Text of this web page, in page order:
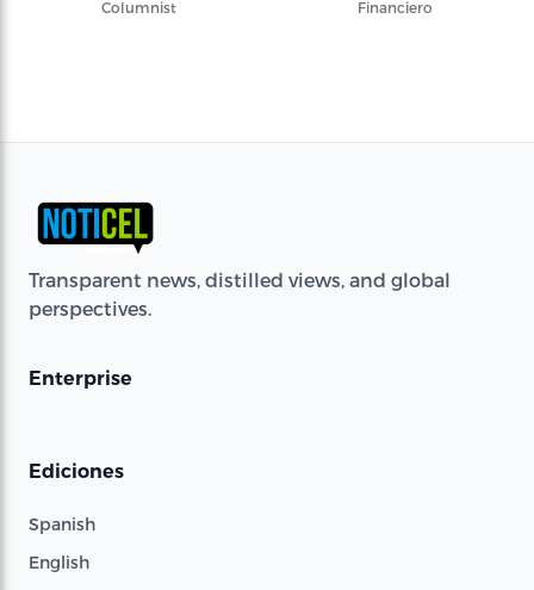
Columnist
Financiero
Transparent news, distilled views, and global
perspectives.
Enterprise
Ediciones
Spanish
English